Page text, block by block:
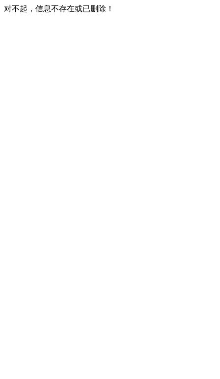
对不起，信息不存在或已删除！